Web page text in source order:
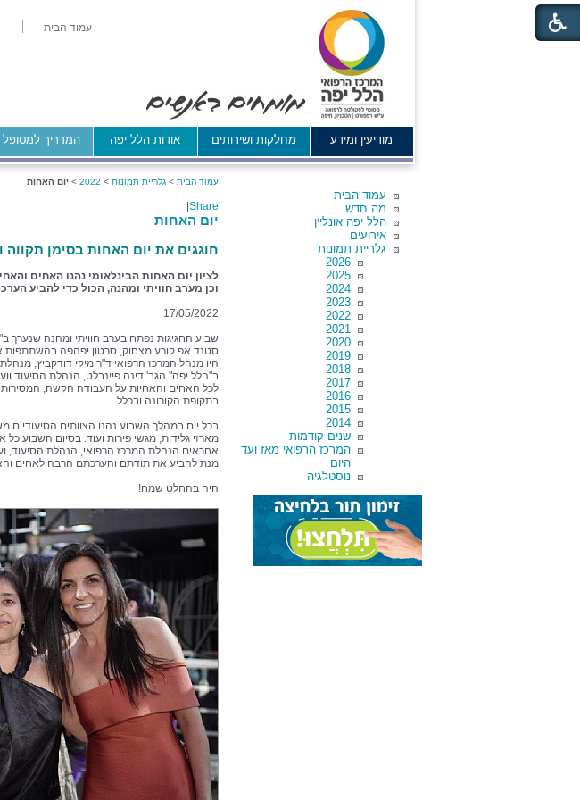
עמוד הבית
מודיעין ומידע מחלקות ושירותים אודות הלל יפה המדריך למטופל
עמוד הבית
מה חדש
הלל יפה אונליין
אירועים
גלריית תמונות
2026
2025
2024
2023
2022
2021
2020
2019
2018
2017
2016
2015
2014
שנים קודמות
המרכז הרפואי מאז ועד
היום
נוסטלגיה
עמוד הבית > גלריית תמונות >
2022
> יום האחות
Share
יום האחות
חוגגים את יום האחות בסימן תקווה
לציון יום האחות הבינלאומי נהנו האחים
וכן מערב חוויתי ומהנה, הכול כדי להביע
17/05/2022
שבוע החגיגות נפתח בערב חוויתי ומהנה שנערך
סטנד אפ קורע מצחוק, סרטון יפהפה בהשתתפות
היו מנהל המרכז הרפואי ד"ר מיקי דודקביץ,
ב"הלל יפה" הגב' דינה פיינבלט, הנהלת הסיעוד
לכל האחים והאחיות על העבודה הקשה,
בתקופת הקורונה ובכלל.
בכל יום במהלך השבוע נהנו הצוותים הסיעודיים
מארזי גלידות, מגשי פירות ועוד. בסיום השבוע
אחראים הנהלת המרכז הרפואי, הנהלת הסיעוד,
מנת להביע את תודתם והערכתם הרבה לאחים
היה בהחלט שמח!